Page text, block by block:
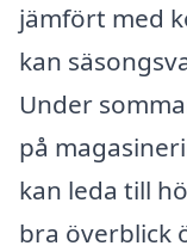
jämfört med
kan
Under
på
kan leda till
bra överblick